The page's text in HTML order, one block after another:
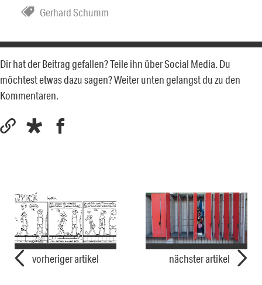
Gerhard Schumm
Dir hat der Beitrag gefallen? Teile ihn über Social Media. Du
möchtest etwas dazu sagen? Weiter unten gelangst du zu den
Kommentaren.
vorheriger artikel nächster artikel